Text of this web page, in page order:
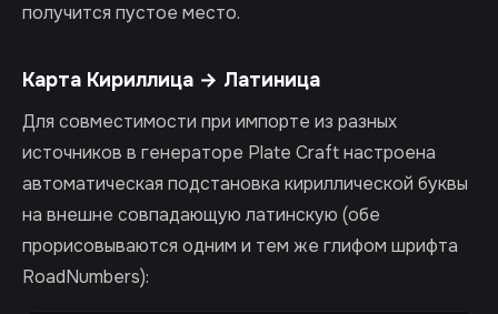
получится пустое место.
Карта Кириллица → Латиница
Для совместимости при импорте из разных
источников в генераторе Plate Craft настроена
автоматическая подстановка кириллической буквы
на внешне совпадающую латинскую (обе
прорисовываются одним и тем же глифом шрифта
RoadNumbers):